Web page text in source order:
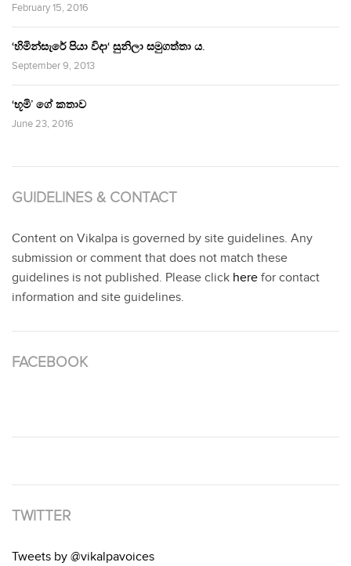
February 15, 2016
‘හිමින්සැරේ පියා විදා‘ සුනිලා සමුගත්තා ය.
September 9, 2013
‘භූමි’ ගේ කතාව
June 23, 2016
GUIDELINES & CONTACT
Content on Vikalpa is governed by site guidelines. Any
submission or comment that does not match these
guidelines is not published. Please click here for contact
information and site guidelines.
FACEBOOK
TWITTER
Tweets by @vikalpavoices